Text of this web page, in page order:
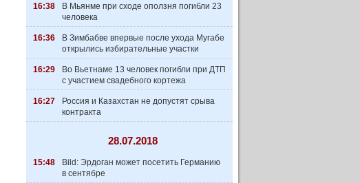
16:38
В Мьянме при сходе оползня погибли 23
человека
16:36
В Зимбабве впервые после ухода Мугабе
открылись избирательные участки
16:29
Во Вьетнаме 13 человек погибли при ДТП
с участием свадебного кортежа
16:27
Россия и Казахстан не допустят срыва
контракта
28.07.2018
15:48
Bild: Эрдоган может посетить Германию
в сентябре